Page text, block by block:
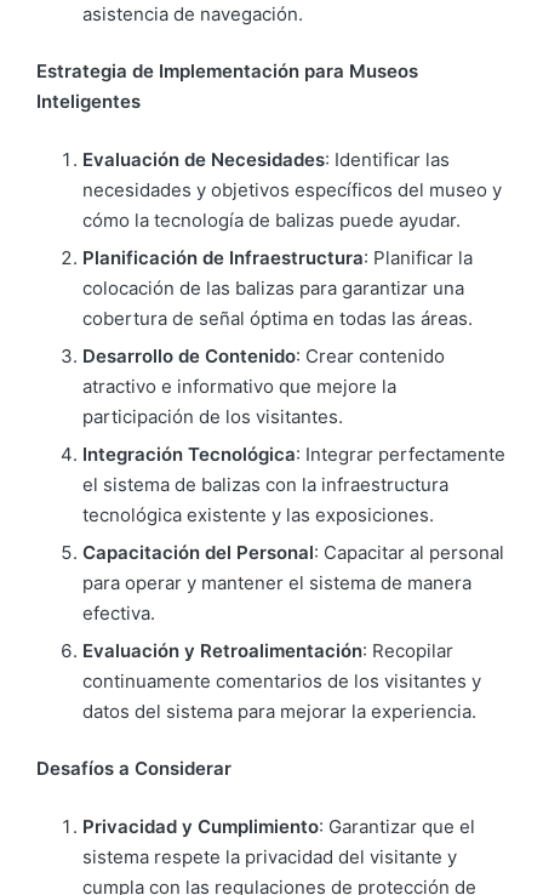
asistencia de navegación.
Estrategia de Implementación para Museos
Inteligentes
Evaluación de Necesidades: Identificar las
necesidades y objetivos específicos del museo y
cómo la tecnología de balizas puede ayudar.
Planificación de Infraestructura: Planificar la
colocación de las balizas para garantizar una
cobertura de señal óptima en todas las áreas.
Desarrollo de Contenido: Crear contenido
atractivo e informativo que mejore la
participación de los visitantes.
Integración Tecnológica: Integrar perfectamente
el sistema de balizas con la infraestructura
tecnológica existente y las exposiciones.
Capacitación del Personal: Capacitar al personal
para operar y mantener el sistema de manera
efectiva.
Evaluación y Retroalimentación: Recopilar
continuamente comentarios de los visitantes y
datos del sistema para mejorar la experiencia.
Desafíos a Considerar
Privacidad y Cumplimiento: Garantizar que el
sistema respete la privacidad del visitante y
cumpla con las regulaciones de protección de